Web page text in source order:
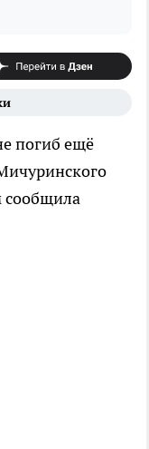
погиб ещё
сообщила